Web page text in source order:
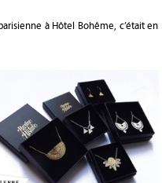
à Hôtel Bohême, c’était en